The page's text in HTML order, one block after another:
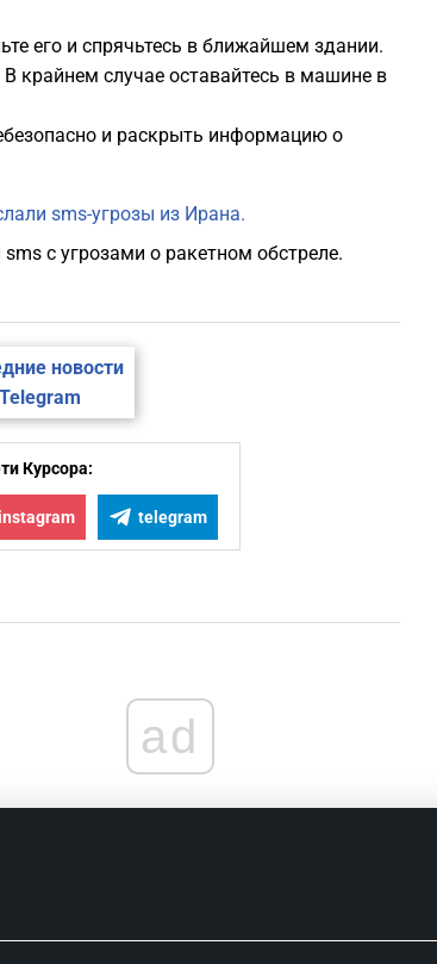
его и спрячьтесь в ближайшем здании.
крайнем случае оставайтесь в машине в
и раскрыть информацию о
sms-угрозы из Ирана.
с угрозами о ракетном обстреле.
новости
Курсора:
instagram telegram
ad